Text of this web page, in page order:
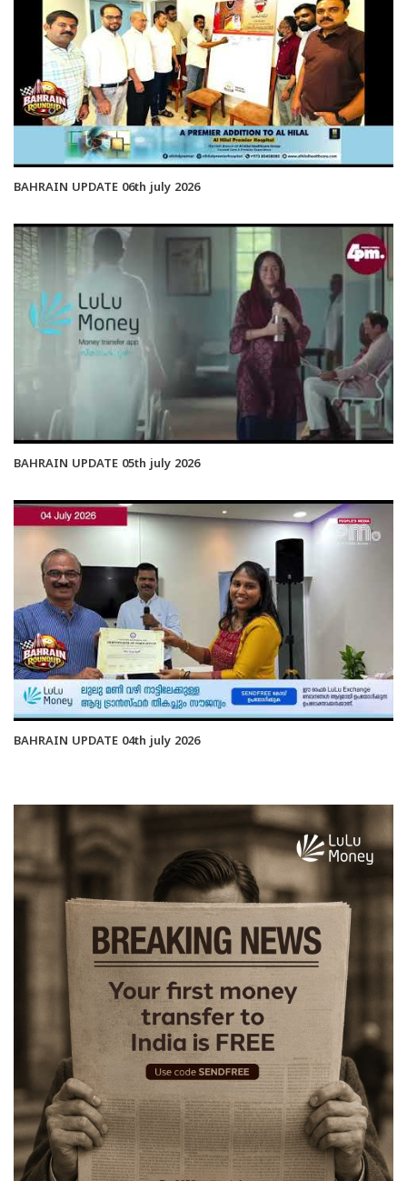
BAHRAIN UPDATE 06th july 2026
BAHRAIN UPDATE 05th july 2026
BAHRAIN UPDATE 04th july 2026